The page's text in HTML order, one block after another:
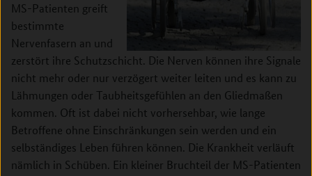
MS­-Patienten greift
bestimmte
Nervenfasern an und
zerstört ihre Schutzschicht. Die Nerven können ihre Signale
nicht mehr oder nur verzögert weiter leiten und es kann zu
Lähmungen oder Taubheitsgefühlen an den Gliedmaßen
kommen. Oft ist dabei nicht vorhersehbar, wie lange
Betroffene ohne Einschränkungen sein werden und ein
selbständiges Leben führen können. Die Krankheit verläuft
nämlich in Schüben. Ein kleiner Bruchteil der MS-­Patienten